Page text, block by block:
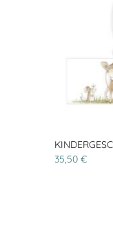
35,50 €